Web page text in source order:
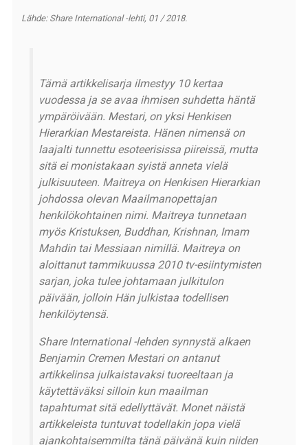
Lähde: Share International -lehti, 01 / 2018.
Tämä artikkelisarja ilmestyy 10 kertaa
vuodessa ja se avaa ihmisen suhdetta häntä
ympäröivään. Mestari, on yksi Henkisen
Hierarkian Mestareista. Hänen nimensä on
laajalti tunnettu esoteerisissa piireissä, mutta
sitä ei monistakaan syistä anneta vielä
julkisuuteen. Maitreya on Henkisen Hierarkian
johdossa olevan Maailmanopettajan
henkilökohtainen nimi. Maitreya tunnetaan
myös Kristuksen, Buddhan, Krishnan, Imam
Mahdin tai Messiaan nimillä. Maitreya on
aloittanut tammikuussa 2010 tv-esiintymisten
sarjan, joka tulee johtamaan julkitulon
päivään, jolloin Hän julkistaa todellisen
henkilöytensä.
Share International -lehden synnystä alkaen
Benjamin Cremen Mestari on antanut
artikkelinsa julkaistavaksi tuoreeltaan ja
käytettäväksi silloin kun maailman
tapahtumat sitä edellyttävät. Monet näistä
artikkeleista tuntuvat todellakin jopa vielä
ajankohtaisemmilta tänä päivänä kuin niiden